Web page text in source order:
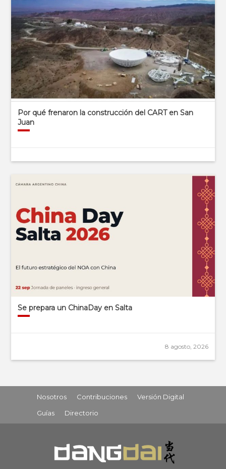
Por qué frenaron la construcción del CART en San
Juan
Se prepara un ChinaDay en Salta
8 agosto, 2026
Nosotros Contribuciones
Versión Digital
Guías
Directorio